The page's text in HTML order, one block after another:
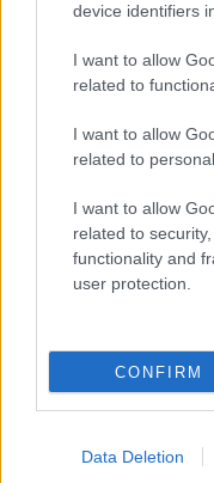
device identifiers
I want to allow
related to
I want to allow
related to
I want to allow
related to
functionality and
user protection.
CONFIRM
Data Deletion
Ez nem a 7,5 km-es
km-es első fázisra
1,6 milliárd forint
években olyan
költségei, miután
eltüntették a
konzorciumok
összehasonlítási
De az azért
nemrég kb.